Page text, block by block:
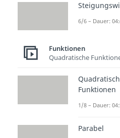
6/6 – Dauer:
Funktionen
Quadratische
Funktionen
1/8 – Dauer:
Parabel